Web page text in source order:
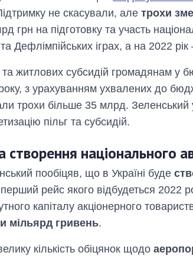
не скасували, але трохи
грн на підготовку та участь
Дефлімпійських іграх, а на 2022
та житлових субсидій громадянам у
з урахуванням ухвалених до
трохи більше 35 млрд. Зеленський
пільг та субсидій.
національного
пообіцяв, що в Україні буде
рейс якого відбудеться 2022
капіталу акціонерного
мільярд гривень.
кількість обіцянок щодо